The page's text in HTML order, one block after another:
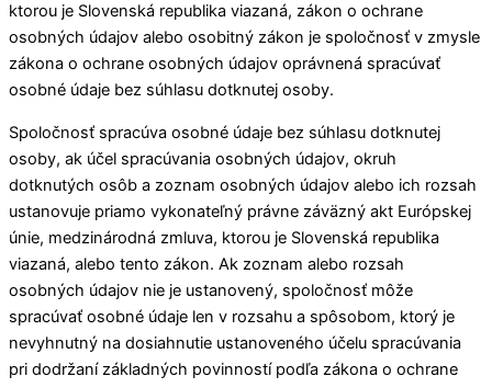
ktorou je Slovenská republika viazaná, zákon o ochrane
osobných údajov alebo osobitný zákon je spoločnosť v zmysle
zákona o ochrane osobných údajov oprávnená spracúvať
osobné údaje bez súhlasu dotknutej osoby.
Spoločnosť spracúva osobné údaje bez súhlasu dotknutej
osoby, ak účel spracúvania osobných údajov, okruh
dotknutých osôb a zoznam osobných údajov alebo ich rozsah
ustanovuje priamo vykonateľný právne záväzný akt Európskej
únie, medzinárodná zmluva, ktorou je Slovenská republika
viazaná, alebo tento zákon. Ak zoznam alebo rozsah
osobných údajov nie je ustanovený, spoločnosť môže
spracúvať osobné údaje len v rozsahu a spôsobom, ktorý je
nevyhnutný na dosiahnutie ustanoveného účelu spracúvania
pri dodržaní základných povinností podľa zákona o ochrane